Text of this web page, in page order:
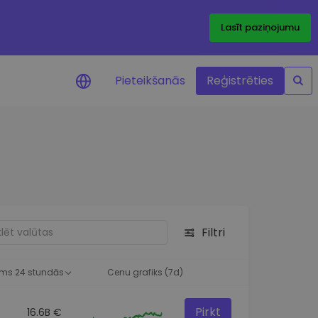
Lasīt paziņojumu
Pieteikšanās Reģistrēties
Filtri
24 stundās Cenu grafiks (7d)
16.6B € Pirkt